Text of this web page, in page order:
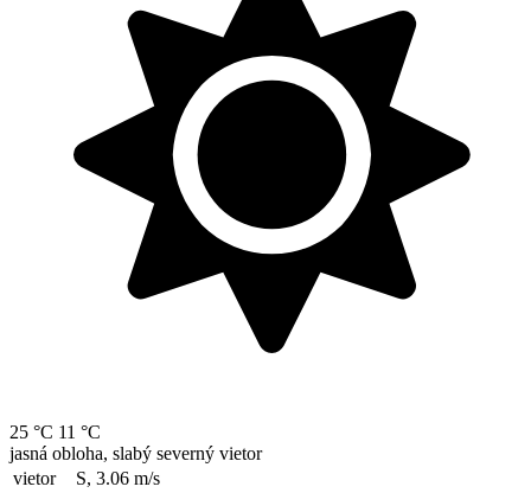
25 °C 11 °C
jasná obloha, slabý severný vietor
vietor
S, 3.06 m/s